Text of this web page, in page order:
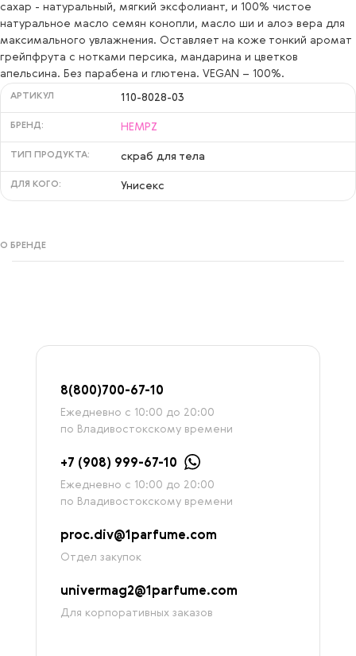
сахар - натуральный, мягкий эксфолиант, и 100% чистое
натуральное масло семян конопли, масло ши и алоэ вера для
максимального увлажнения. Оставляет на коже тонкий аромат
грейпфрута с нотками персика, мандарина и цветков
апельсина. Без парабена и глютена. VEGAN – 100%.
АРТИКУЛ 110-8028-03
БРЕНД: HEMPZ
ТИП ПРОДУКТА: скраб для тела
ДЛЯ КОГО: Унисекс
О БРЕНДЕ
8(800)700-67-10
Ежедневно с 10:00 до 20:00
по Владивостокскому времени
+7 (908) 999-67-10
Ежедневно с 10:00 до 20:00
по Владивостокскому времени
proc.div@1parfume.com
Отдел закупок
univermag2@1parfume.com
Для корпоративных заказов